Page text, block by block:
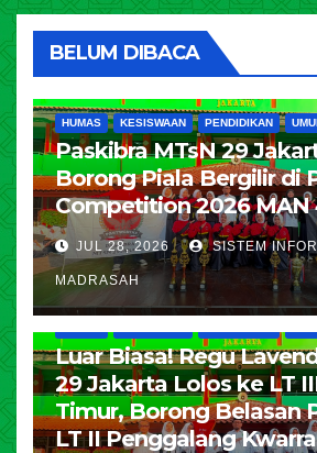
BELUM DIBACA
HUMAS KESISWAAN PENDIDIKAN
Paskibra MTsN 29
Borong Piala Bergilir di
Competition 2026 MAN
JUL 28, 2026 SISTEM
MADRASAH
Luar Biasa! Regu
29 Jakarta Lolos ke LT
Timur, Borong Belasan
LT II Penggalang